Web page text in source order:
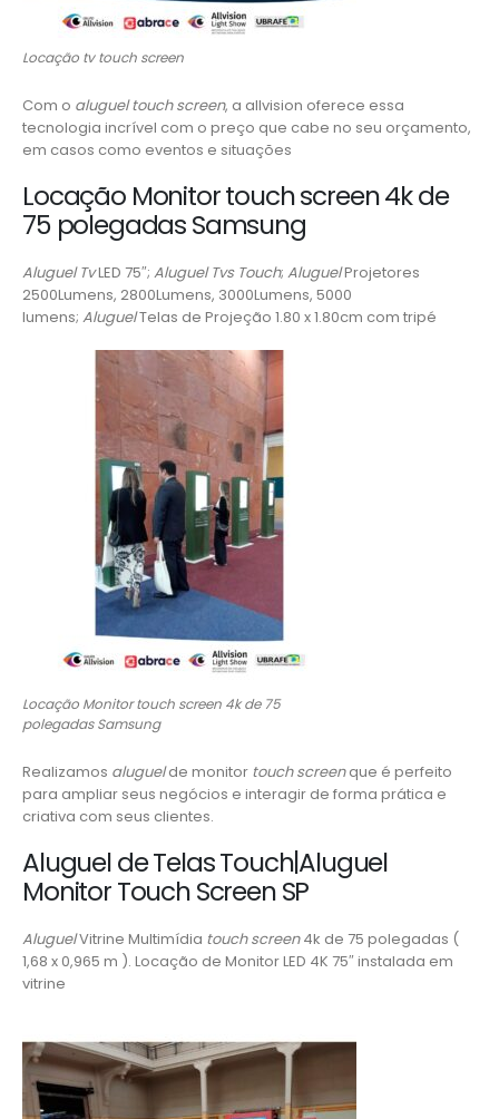
Locação tv touch screen
Com o aluguel touch screen, a allvision oferece essa
tecnologia incrível com o preço que cabe no seu orçamento,
em casos como eventos e situações
Locação Monitor touch screen 4k de
75 polegadas Samsung
Aluguel TvLED 75″; Aluguel Tvs Touch; AluguelProjetores
2500Lumens, 2800Lumens, 3000Lumens, 5000
lumens; AluguelTelas de Projeção 1.80 x 1.80cm com tripé
Locação Monitor touch screen 4k de 75
polegadas Samsung
Realizamos aluguelde monitor touch screenque é perfeito
para ampliar seus negócios e interagir de forma prática e
criativa com seus clientes.
Aluguel de Telas Touch|Aluguel
Monitor Touch Screen SP
AluguelVitrine Multimídia touch screen4k de 75 polegadas (
1,68 x 0,965 m ). Locação de Monitor LED 4K 75″ instalada em
vitrine